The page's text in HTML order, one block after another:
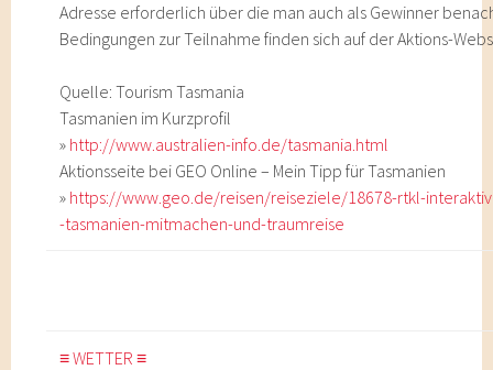
Adresse erforderlich über die man auch als Gewinner
Bedingungen zur Teilnahme finden sich auf der Aktions-
Quelle: Tourism Tasmania
Tasmanien im Kurzprofil
» http://www.australien-info.de/tasmania.html
Aktionsseite bei GEO Online – Mein Tipp für Tasmanien
» https://www.geo.de/reisen/reiseziele/18678-rtkl-
-tasmanien-mitmachen-und-traumreise
≡ WETTER ≡